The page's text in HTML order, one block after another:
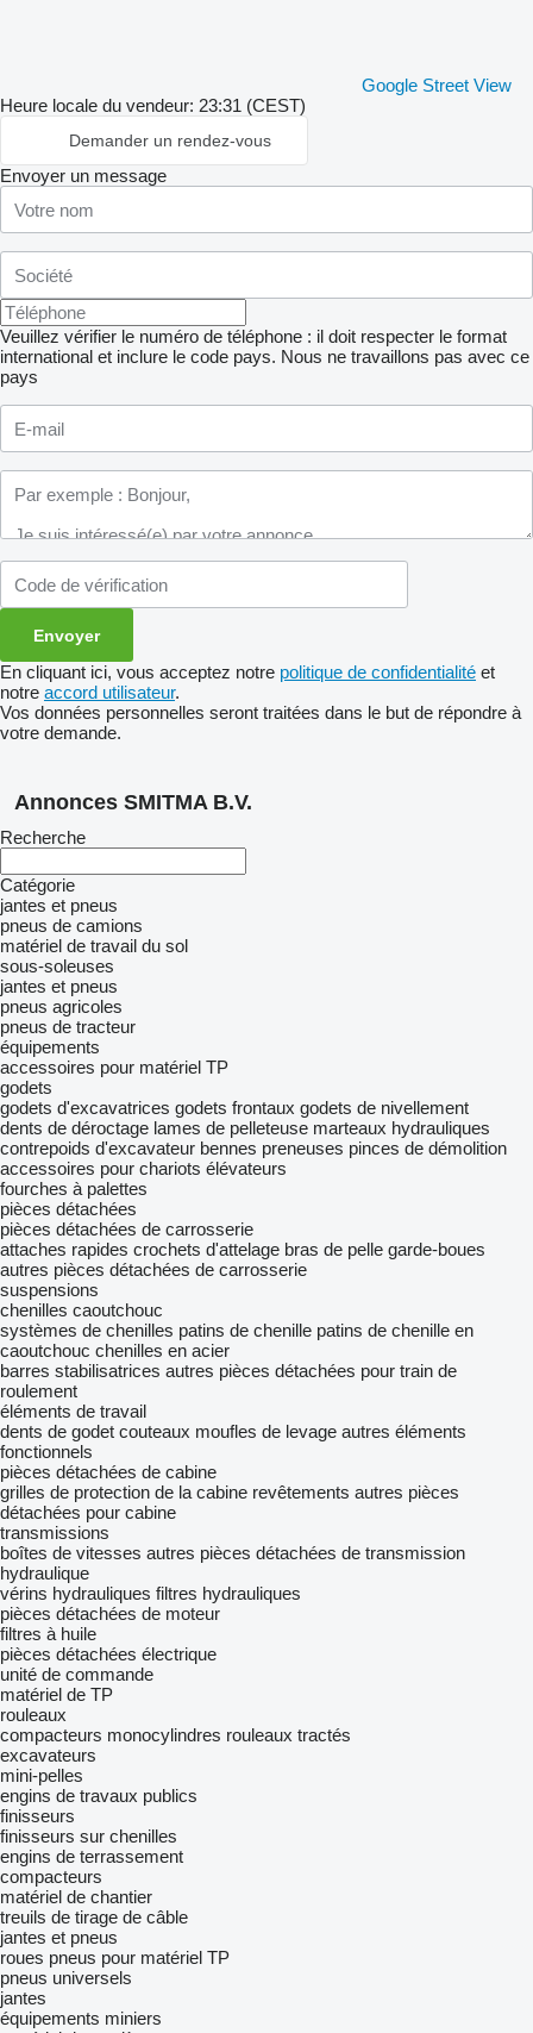
Google Street View
Heure locale du vendeur: 23:31 (CEST)
Demander un rendez-vous
Envoyer un message
Veuillez vérifier le numéro de téléphone : il doit respecter le format
international et inclure le code pays. Nous ne travaillons pas avec ce
pays
En cliquant ici, vous acceptez notre politique de confidentialité et
notre accord utilisateur.
Vos données personnelles seront traitées dans le but de répondre à
votre demande.
Annonces SMITMA B.V.
Recherche
Catégorie
jantes et pneus
pneus de camions
matériel de travail du sol
sous-soleuses
jantes et pneus
pneus agricoles
pneus de tracteur
équipements
accessoires pour matériel TP
godets
godets d'excavatrices godets frontaux godets de nivellement
dents de déroctage lames de pelleteuse marteaux hydrauliques
contrepoids d'excavateur bennes preneuses pinces de démolition
accessoires pour chariots élévateurs
fourches à palettes
pièces détachées
pièces détachées de carrosserie
attaches rapides crochets d'attelage bras de pelle garde-boues
autres pièces détachées de carrosserie
suspensions
chenilles caoutchouc
systèmes de chenilles patins de chenille patins de chenille en
caoutchouc chenilles en acier
barres stabilisatrices autres pièces détachées pour train de
roulement
éléments de travail
dents de godet couteaux moufles de levage autres éléments
fonctionnels
pièces détachées de cabine
grilles de protection de la cabine revêtements autres pièces
détachées pour cabine
transmissions
boîtes de vitesses autres pièces détachées de transmission
hydraulique
vérins hydrauliques filtres hydrauliques
pièces détachées de moteur
filtres à huile
pièces détachées électrique
unité de commande
matériel de TP
rouleaux
compacteurs monocylindres rouleaux tractés
excavateurs
mini-pelles
engins de travaux publics
finisseurs
finisseurs sur chenilles
engins de terrassement
compacteurs
matériel de chantier
treuils de tirage de câble
jantes et pneus
roues pneus pour matériel TP
pneus universels
jantes
équipements miniers